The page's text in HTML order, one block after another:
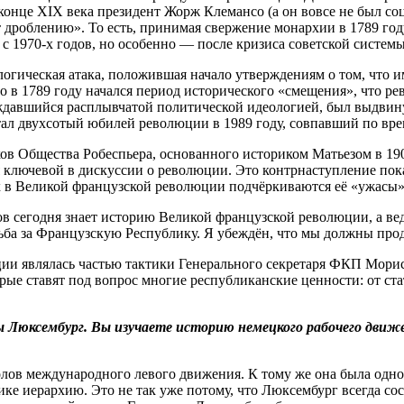
XIX века президент Жорж Клемансо (а он вовсе не был
То есть, принимая свержение монархии в 1789
1970-х годов, но особенно — после кризиса советской
атака, положившая начало утверждениям о том,
1789 году начался период исторического «смещения», что
расплывчатой политической идеологией, был
двухсотый юбилей революции в 1989 году, совпавший по
Общества Робеспьера, основанного историком Матьезом в
ключевой в дискуссии о революции. Это контрнаступление
Великой французской революции подчёркиваются её
сегодня знает историю Великой французской революции, а
за Французскую Республику. Я убеждён, что мы должны
являлась частью тактики Генерального секретаря ФКП
ставят под вопрос многие республиканские ценности: от
Вы изучаете историю немецкого рабочего
международного левого движения. К тому же она была
иерархию. Это не так уже потому, что Люксембург всегда